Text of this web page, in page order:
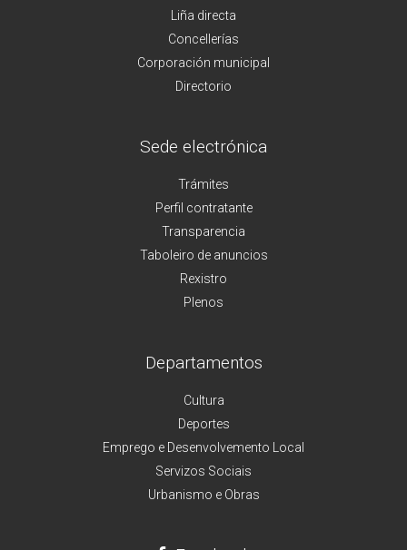
Liña directa
Concellerías
Corporación municipal
Directorio
Sede electrónica
Trámites
Perfil contratante
Transparencia
Taboleiro de anuncios
Rexistro
Plenos
Departamentos
Cultura
Deportes
Emprego e Desenvolvemento Local
Servizos Sociais
Urbanismo e Obras